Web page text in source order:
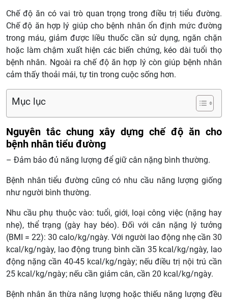
Chế độ ăn có vai trò quan trọng trong điều trị tiểu đường.
Chế độ ăn hợp lý giúp cho bệnh nhân ổn định mức đường
trong máu, giảm được liều thuốc cần sử dụng, ngăn chặn
hoặc làm chậm xuất hiện các biến chứng, kéo dài tuổi thọ
bệnh nhân. Ngoài ra chế độ ăn hợp lý còn giúp bệnh nhân
cảm thấy thoải mái, tự tin trong cuộc sống hơn.
Mục lục
Nguyên tắc chung xây dựng chế độ ăn cho
bệnh nhân tiểu đường
– Đảm bảo đủ năng lượng để giữ cân nặng bình thường.
Bệnh nhân tiểu đường cũng có nhu cầu năng lượng giống
như người bình thường.
Nhu cầu phụ thuộc vào: tuổi, giới, loại công việc (nặng hay
nhẹ), thể trạng (gày hay béo). Đối với cân nặng lý tưởng
(BMI = 22): 30 calo/kg/ngày. Với người lao động nhẹ cần 30
kcal/kg/ngày, lao động trung bình cần 35 kcal/kg/ngày, lao
động nặng cần 40-45 kcal/kg/ngày; nếu điều trị nội trú cần
25 kcal/kg/ngày; nếu cần giảm cân, cần 20 kcal/kg/ngày.
Bệnh nhân ăn thừa năng lượng hoặc thiếu năng lượng đều